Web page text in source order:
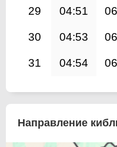
29 04:51
30 04:53
31 04:54
Направление